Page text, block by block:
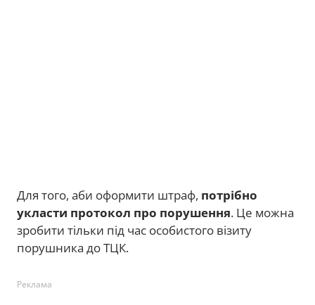
Для того, аби оформити штраф, потрібно
укласти протокол про порушення. Це можна
зробити тільки під час особистого візиту
порушника до ТЦК.
Реклама